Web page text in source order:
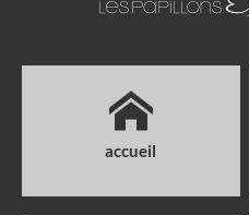
accueil